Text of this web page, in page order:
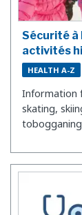
Sécurité à
activités
HEALTH A-Z
Information
skating,